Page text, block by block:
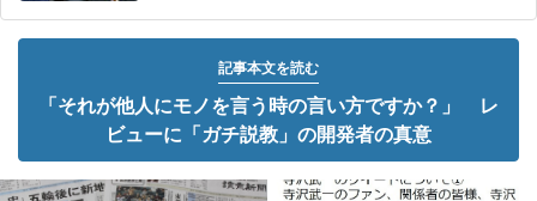
記事本文を読む
「それが他人にモノを言う時の言い方ですか？」 レ
ビューに「ガチ説教」の開発者の真意